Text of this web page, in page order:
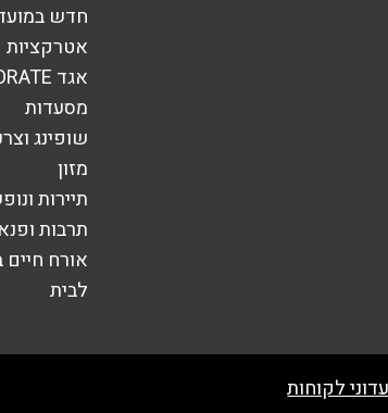
חדש
אטרקציות
אגד CORPORATE
מסעדות
שופינג
מזון
תיירות
תרבות
אורח חיים
לבית